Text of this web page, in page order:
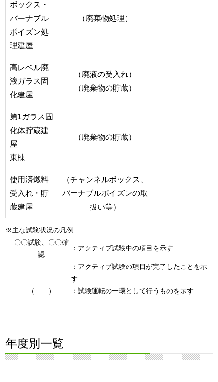
ボックス・
バーナブル
ポイズン処
理建屋
（廃棄物処理）
高レベル廃
液ガラス固
化建屋
（廃液の受入れ）
（廃棄物の貯蔵）
第1ガラス固
化体貯蔵建
屋
東棟
（廃棄物の貯蔵）
使用済燃料
受入れ・貯
蔵建屋
（チャンネルボックス、
バーナブルポイズンの取
扱い等）
※主な試験状況の凡例
〇〇試験、〇〇確
認
：アクティブ試験中の項目を示す
―
：アクティブ試験の項目が完了したことを示
す
（ ）
：試験運転の一環として行うものを示す
年度別一覧